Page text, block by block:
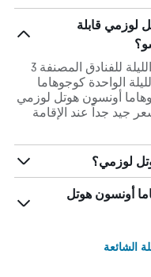
لوزمي قابلة
هناك فرق يبلغ 37% في متوسط ​​سعر الليلة للفنادق المصنفة 3
الواحدة كوجوهاما
أونسون هوتل لوزمي
سعر جيد جداً عند الإقامة
لوزمي؟
أونسون هوتل
الشائعة